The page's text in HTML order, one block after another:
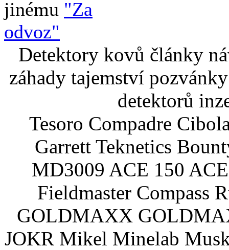
jinému "Za
odvoz"
Detektory kovů články
záhady tajemství
detektorů
Tesoro Compadre
Garrett Teknetics
MD3009 ACE 150
Fieldmaster Compass
GOLDMAXX
JOKR Mikel Minelab